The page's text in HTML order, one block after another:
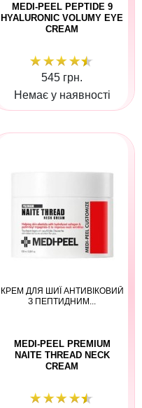
MEDI-PEEL PEPTIDE 9
HYALURONIC VOLUMY EYE
CREAM
545 грн.
Немає у наявності
КРЕМ ДЛЯ ШИЇ АНТИВІКОВИЙ
З ПЕПТИДНИМ...
MEDI-PEEL PREMIUM
NAITE THREAD NECK
CREAM